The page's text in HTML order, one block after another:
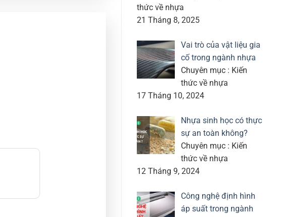
thức về nhựa
21 Tháng 8, 2025
Vai trò của vật liệu gia
cố trong ngành nhựa
Chuyên mục : Kiến
thức về nhựa
17 Tháng 10, 2024
Nhựa sinh học có thực
sự an toàn không?
Chuyên mục : Kiến
thức về nhựa
12 Tháng 9, 2024
Công nghệ định hình
áp suất trong ngành